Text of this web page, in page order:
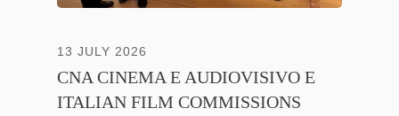
13 JULY 2026
CNA CINEMA E AUDIOVISIVO E
ITALIAN FILM COMMISSIONS